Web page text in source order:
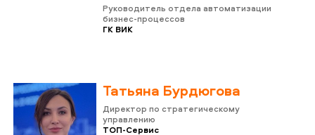
Руководитель отдела автоматизации
бизнес-процессов
ГК ВИК
Татьяна Бурдюгова
Директор по стратегическому
управлению
ТОП-Сервис